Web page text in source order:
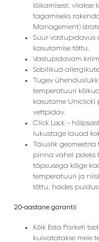
lõikamisest, viiakse
tagamiseks
Management)
Suur vastupidavus
kasutamise tõttu.
Vastupidavam
Sobilikud
Tugev
temperatuuri
kasutame Uniclicki
vettpidav.
Click Lock –
lukustage lauad
Täiuslik
pinna vahel poleks
täpsusega kõige
temperatuuri ja
tõttu, hoides
20-aastane garantii
Kõik Esta Parketi
kuivatatakse meie